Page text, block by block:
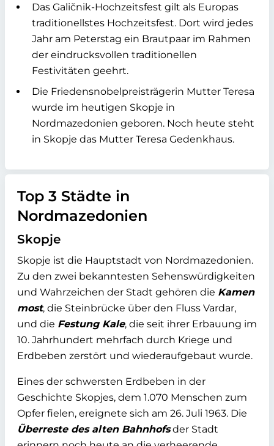
Das Galičnik-Hochzeitsfest gilt als Europas
traditionellstes Hochzeitsfest. Dort wird jedes
Jahr am Peterstag ein Brautpaar im Rahmen
der eindrucksvollen traditionellen
Festivitäten geehrt.
Die Friedensnobelpreisträgerin Mutter Teresa
wurde im heutigen Skopje in
Nordmazedonien geboren. Noch heute steht
in Skopje das Mutter Teresa Gedenkhaus.
Top 3 Städte in
Nordmazedonien
Skopje
Skopje ist die Hauptstadt von Nordmazedonien.
Zu den zwei bekanntesten Sehenswürdigkeiten
und Wahrzeichen der Stadt gehören die Kamen
most, die Steinbrücke über den Fluss Vardar,
und die Festung Kale, die seit ihrer Erbauung im
10. Jahrhundert mehrfach durch Kriege und
Erdbeben zerstört und wiederaufgebaut wurde.
Eines der schwersten Erdbeben in der
Geschichte Skopjes, dem 1.070 Menschen zum
Opfer fielen, ereignete sich am 26. Juli 1963. Die
Überreste des alten Bahnhofsder Stadt